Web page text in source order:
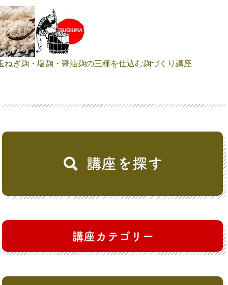
ねぎ麹・塩麹・醤油麹の三種を仕込む麹づくり講座